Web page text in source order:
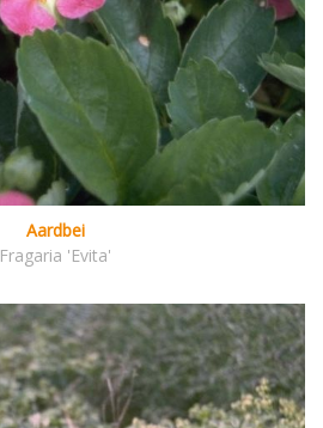
Aardbei
Fragaria 'Evita'